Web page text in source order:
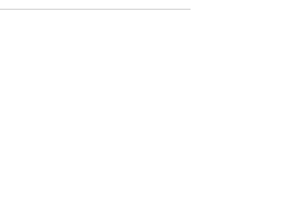
jennifer@baammedia.be